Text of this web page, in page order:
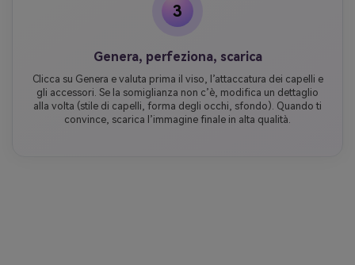
3
Genera, perfeziona, scarica
Clicca su Genera e valuta prima il viso, l’attaccatura dei capelli e
gli accessori. Se la somiglianza non c’è, modifica un dettaglio
alla volta (stile di capelli, forma degli occhi, sfondo). Quando ti
convince, scarica l’immagine finale in alta qualità.